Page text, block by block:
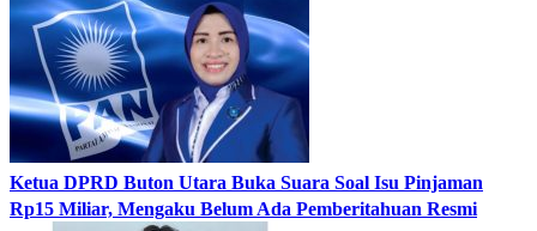
Ketua DPRD Buton Utara Buka Suara Soal Isu Pinjaman
Rp15 Miliar, Mengaku Belum Ada Pemberitahuan Resmi